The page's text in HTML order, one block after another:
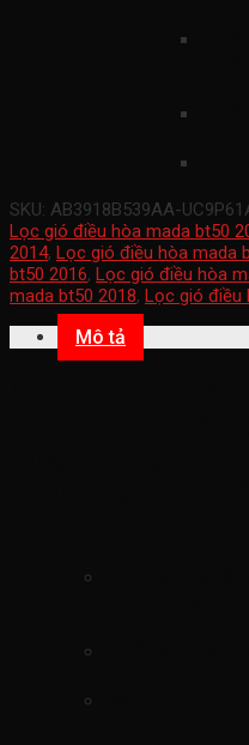
SKU: AB3918B539AA-
Lọc gió điều hòa mada bt50
2014, Lọc gió điều hòa mada
bt50 2016, Lọc gió điều hòa
mada bt50 2018, Lọc gió điều
Mô tả